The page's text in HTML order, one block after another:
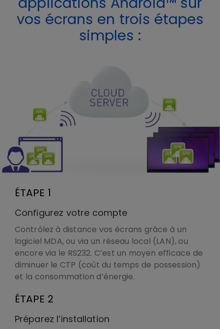
vos écrans en trois étapes
simples :
ÉTAPE 1
Configurez votre compte
Contrôlez à distance vos écrans grâce à un
logiciel MDA, ou via un réseau local (LAN), ou
encore via le RS232. C’est un moyen efficace de
diminuer le CTP (coût du temps de possession)
et la consommation d’énergie.
ÉTAPE 2
Préparez l’installation